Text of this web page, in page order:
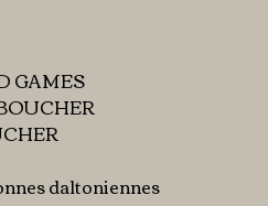
GAMES
daltoniennes